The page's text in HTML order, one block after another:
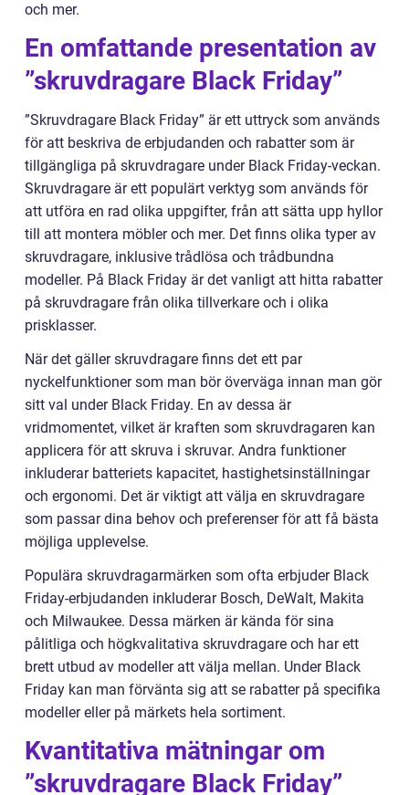
och mer.
En omfattande presentation av
”skruvdragare Black Friday”
”Skruvdragare Black Friday” är ett uttryck som används
för att beskriva de erbjudanden och rabatter som är
tillgängliga på skruvdragare under Black Friday-veckan.
Skruvdragare är ett populärt verktyg som används för
att utföra en rad olika uppgifter, från att sätta upp hyllor
till att montera möbler och mer. Det finns olika typer av
skruvdragare, inklusive trådlösa och trådbundna
modeller. På Black Friday är det vanligt att hitta rabatter
på skruvdragare från olika tillverkare och i olika
prisklasser.
När det gäller skruvdragare finns det ett par
nyckelfunktioner som man bör överväga innan man gör
sitt val under Black Friday. En av dessa är
vridmomentet, vilket är kraften som skruvdragaren kan
applicera för att skruva i skruvar. Andra funktioner
inkluderar batteriets kapacitet, hastighetsinställningar
och ergonomi. Det är viktigt att välja en skruvdragare
som passar dina behov och preferenser för att få bästa
möjliga upplevelse.
Populära skruvdragarmärken som ofta erbjuder Black
Friday-erbjudanden inkluderar Bosch, DeWalt, Makita
och Milwaukee. Dessa märken är kända för sina
pålitliga och högkvalitativa skruvdragare och har ett
brett utbud av modeller att välja mellan. Under Black
Friday kan man förvänta sig att se rabatter på specifika
modeller eller på märkets hela sortiment.
Kvantitativa mätningar om
”skruvdragare Black Friday”